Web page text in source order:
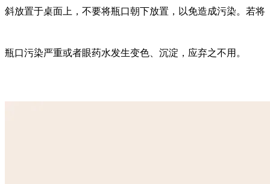
斜放置于桌面上，不要将瓶口朝下放置，以免造成污染。若将
瓶口污染严重或者眼药水发生变色、沉淀，应弃之不用。